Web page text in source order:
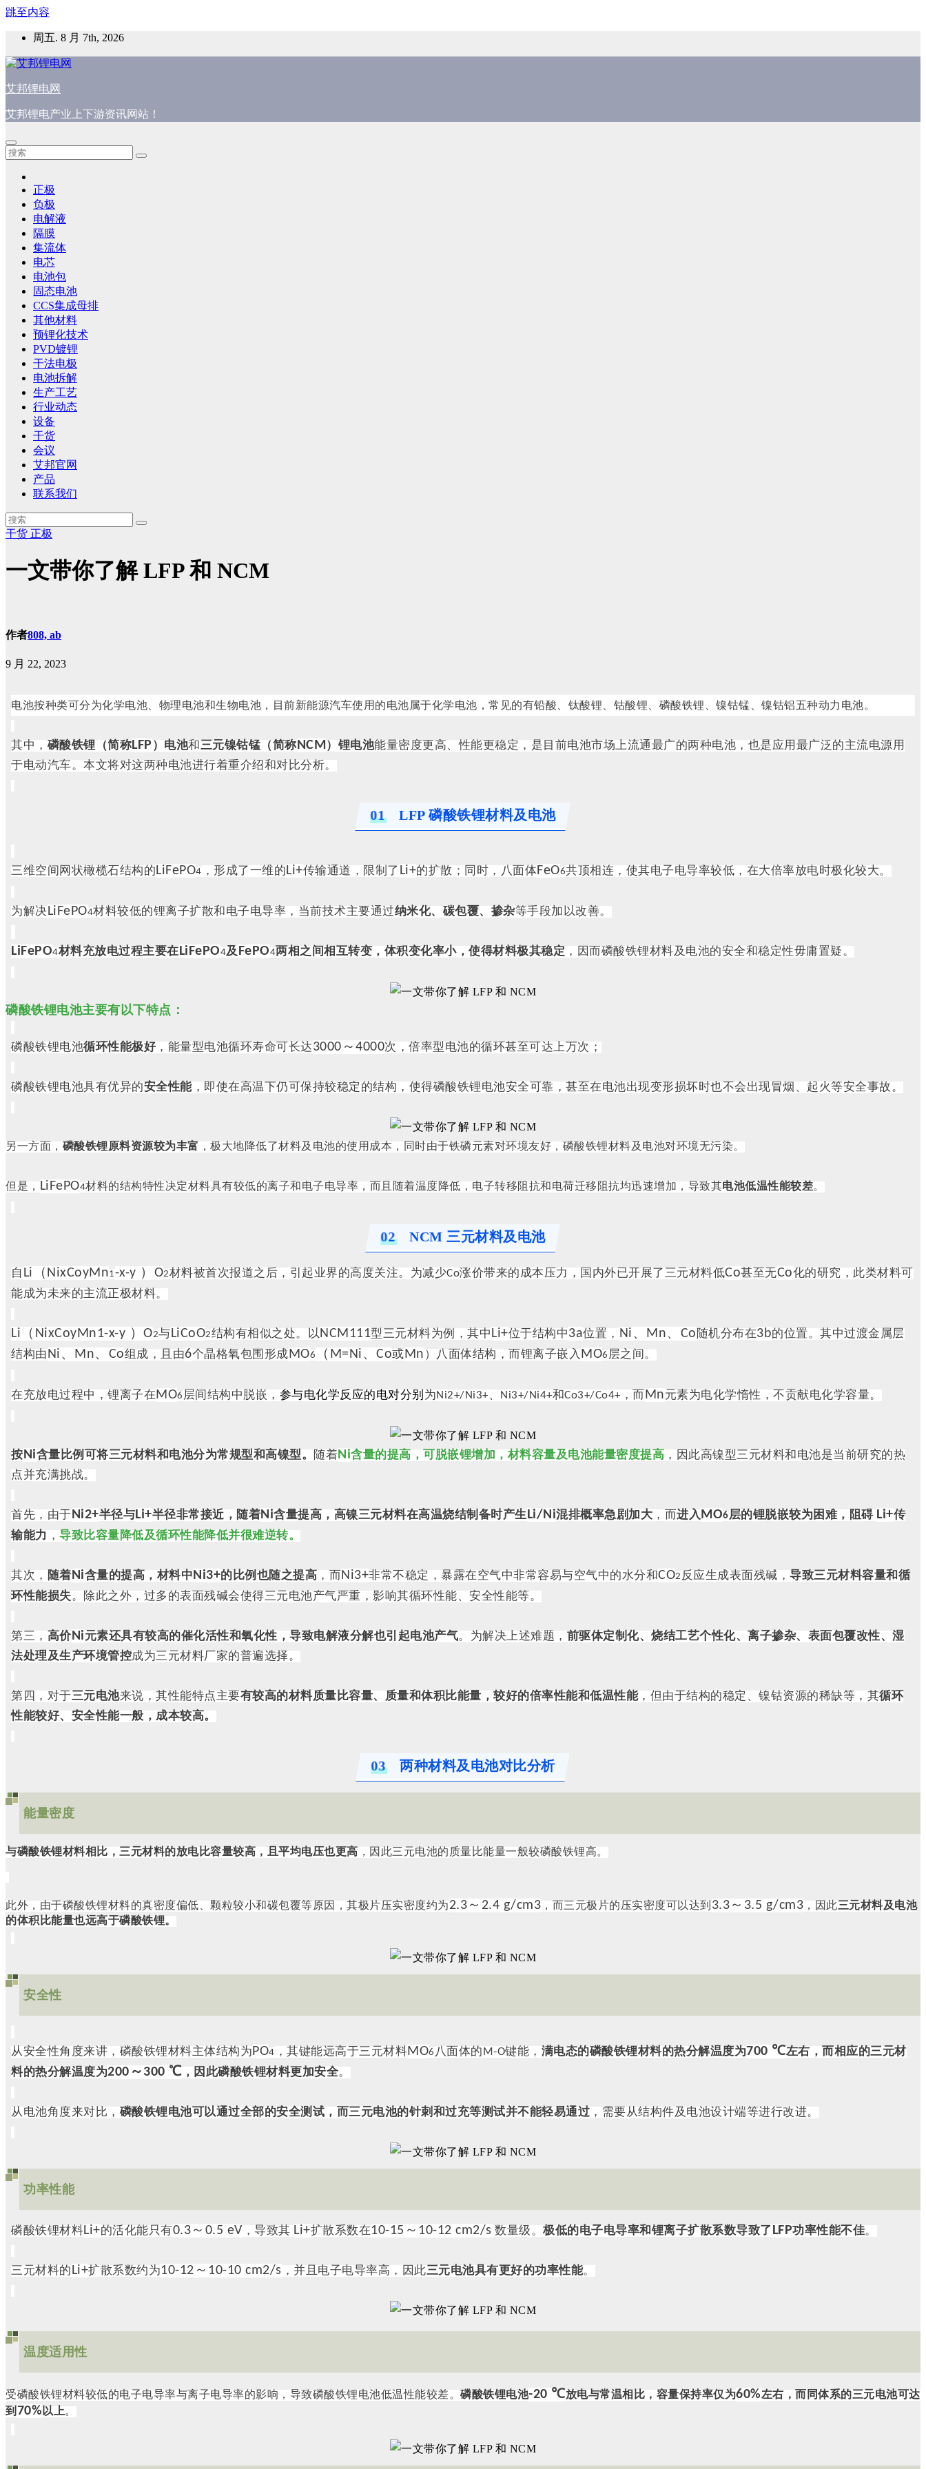
跳至内容
周五. 8 月 7th, 2026
艾邦锂电网
艾邦锂电产业上下游资讯网站！
正极
负极
电解液
隔膜
集流体
电芯
电池包
固态电池
CCS集成母排
其他材料
预锂化技术
PVD镀锂
干法电极
电池拆解
生产工艺
行业动态
设备
干货
会议
艾邦官网
产品
联系我们
干货 正极
一文带你了解 LFP 和 NCM
作者808, ab
9 月 22, 2023
电池按种类可分为化学电池、物理电池和生物电池，目前新能源汽车使用的电池属于化学电池，常见的有铅酸、钛酸锂、钴酸锂、磷酸铁锂、镍钴锰、镍钴铝五种动力电池。
其中， 磷酸铁锂（简称LFP ）电池和三元镍钴锰（简称NCM） 锂电池能量密度更高、性能更稳定，是目前电池市场上流通最广的两种电池，也是应用最广泛的主流电源用
于电动汽车。本文将对这两种电池进行着重介绍和对比分析。
01 LFP 磷酸铁锂材料及电池
三维空间网状橄榄石结构的LiFePO4 ，形成了一维的Li+传输通道，限制了 Li+的扩散；同时，八面体FeO6共顶相连，使其电子电导率较低，在大倍率放电时极化较大。
为解决LiFePO4材料较低的锂离子扩散和电子电导率，当前技术主要通过纳米化、碳包覆、掺杂等手段加以改善。
LiFePO4材料充放电过程主要在LiFePO4及FePO4两相之间相互转变，体积变化率小，使得材料极其稳定 ，因而磷酸铁锂材料及电池的安全和稳定性毋庸置疑。
磷酸铁锂电池主要有以下特点：
磷酸铁锂电池循环性能极好，能量型电池循环寿命可长达3000～4000次，倍率型电池的循环甚至可达上万次；
磷酸铁锂电池具有优异的安全性能，即使在高温下仍可保持较稳定的结构，使得磷酸铁锂电池安全可靠，甚至在电池出现变形损坏时也不会出现冒烟、起火等安全事故。
另一方面， 磷酸铁锂原料资源较为丰富 ，极大地降低了材料及电池的使用成本，同时由于铁磷元素对环境友好，磷酸铁锂材料及电池对环境无污染。
但是， LiFePO4材料的结构特性决定材料具有较低的离子和电子电导率，而且随着温度降低，电子转移阻抗和电荷迁移阻抗均迅速增加，导致其电池低温性能较差。
02 NCM 三元材料及电池
自 Li（NixCoyMn1-x-y ）O2材料被首次报道之后，引起业界的高度关注。为减少Co涨价带来的成本压力，国内外已开展了三元材料低Co甚至无Co化的研究，此类材料可
能成为未来的主流正极材料。
Li（NixCoyMn1-x-y ）O2与LiCoO2结构有相似之处。以NCM111型三元材料为例，其中Li+位于结构中3a位置， Ni、Mn、Co 随机分布在3b的位置。其中过渡金属层
结构由Ni、Mn、Co组成，且由6个晶格氧包围形成MO6 （M=Ni、Co或Mn ）八面体结构，而锂离子嵌入MO6 层之间。
在充放电过程中，锂离子在MO6 层间结构中脱嵌， 参与电化学反应的电对分别 为Ni2+/Ni3+、Ni3+/Ni4+和Co3+/Co4+ ，而 Mn元素为电化学惰性，不贡献电化学容量。
按Ni含量比例可将三元材料和电池分为常规型和高镍型。 随着Ni含量的提高，可脱嵌锂增加，材料容量及电池能量密度提高 ，因此高镍型三元材料和电池是当前研究的热
点并充满挑战。
首先，由于Ni2+半径与Li+半径非常接近，随着Ni含量提高，高镍三元材料在高温烧结制备时产生Li/Ni混排概率急剧加大 ，而进入MO6层的锂脱嵌较为困难，阻碍 Li+传
输能力 ， 导致比容量降低及循环性能降低并很难逆转。
其次， 随着Ni含量的提高，材料中Ni3+的比例也随之提高 ，而Ni3+非常不稳定，暴露在空气中非常容易与空气中的水分和CO2 反应生成表面残碱， 导致三元材料容量和循
环性能损失。除此之外，过多的表面残碱会使得三元电池产气严重，影响其循环性能、安全性能等。
第三， 高价Ni元素还具有较高的催化活性和氧化性，导致电解液分解也引起电池产气。为解决上述难题， 前驱体定制化、烧结工艺个性化、离子掺杂、表面包覆改性、湿
法处理及生产环境管控成为三元材料厂家的普遍选择。
第四，对于三元电池来说，其性能特点主要有较高的材料质量比容量、质量和体积比能量，较好的倍率性能和低温性能，但由于结构的稳定、镍钴资源的稀缺等，其循环
性能较好、安全性能一般，成本较高。
03 两种材料及电池对比分析
能量密度
与磷酸铁锂材料相比，三元材料的放电比容量较高，且平均电压也更高 ，因此三元电池的质量比能量一般较磷酸铁锂高。
此外，由于磷酸铁锂材料的真密度偏低、颗粒较小和碳包覆等原因，其极片压实密度约为2.3～2.4 g/cm3 ，而三元极片的压实密度可以达到 3.3～3.5 g/cm3 ，因此三元材料及电池
的体积比能量也远高于磷酸铁锂。
安全性
从安全性角度来讲，磷酸铁锂材料主体结构为PO4 ，其键能远高于三元材料MO6 八面体的M-O键能， 满电态的磷酸铁锂材料的热分解温度为700 ℃左右，而相应的三元材
料的热分解温度为200～300 ℃，因此磷酸铁锂材料更加安全。
从电池角度来对比， 磷酸铁锂电池可以通过全部的安全测试，而三元电池的针刺和过充等测试并不能轻易通过 ，需要从结构件及电池设计端等进行改进。
功率性能
磷酸铁锂材料Li+的活化能只有0.3～0.5 eV ，导致其 Li+扩散系数在10-15～10-12 cm2/s 数量级。 极低的电子电导率和锂离子扩散系数导致了 LFP功率性能不佳。
三元材料的Li+扩散系数约为10-12 ～10-10 cm2/s ，并且电子电导率高，因此三元电池具有更好的功率性能。
温度适用性
受磷酸铁锂材料较低的电子电导率与离子电导率的影响，导致磷酸铁锂电池低温性能较差。 磷酸铁锂电池-20 ℃放电与常温相比，容量保持率仅为60%左右，而同体系的三元电池可达
到 70%以上。